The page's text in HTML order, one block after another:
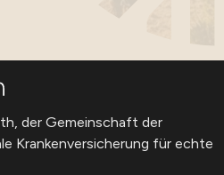
der Gemeinschaft der
Krankenversicherung für echte